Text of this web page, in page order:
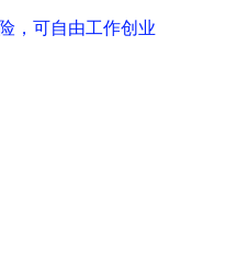
，可自由工作创业